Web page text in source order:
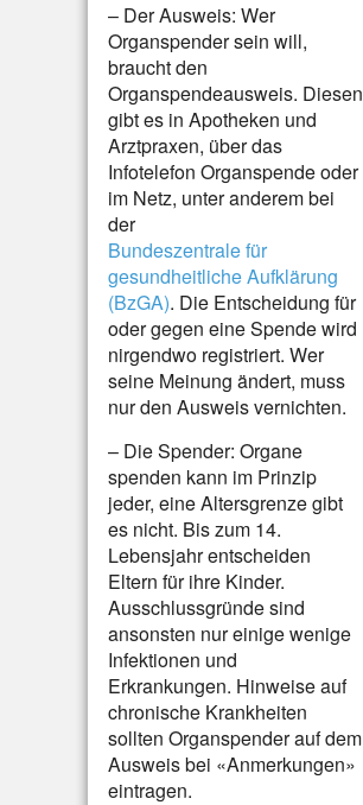
– Der Ausweis: Wer
Organspender sein will,
braucht den
Organspendeausweis. Diesen
gibt es in Apotheken und
Arztpraxen, über das
Infotelefon Organspende oder
im Netz, unter anderem bei
der
Bundeszentrale für
gesundheitliche Aufklärung
(BzGA). Die Entscheidung für
oder gegen eine Spende wird
nirgendwo registriert. Wer
seine Meinung ändert, muss
nur den Ausweis vernichten.
– Die Spender: Organe
spenden kann im Prinzip
jeder, eine Altersgrenze gibt
es nicht. Bis zum 14.
Lebensjahr entscheiden
Eltern für ihre Kinder.
Ausschlussgründe sind
ansonsten nur einige wenige
Infektionen und
Erkrankungen. Hinweise auf
chronische Krankheiten
sollten Organspender auf dem
Ausweis bei «Anmerkungen»
eintragen.